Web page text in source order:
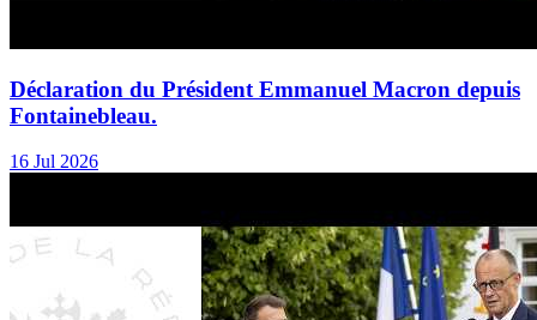
Déclaration du Président Emmanuel Macron depuis
Fontainebleau.
16 Jul 2026